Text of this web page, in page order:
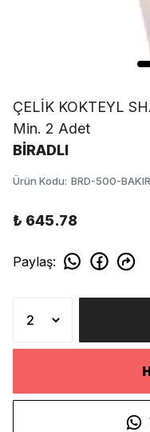
ÇELİK KOKTEYL
Min. 2 Adet
BİRADLI
Ürün Kodu: BRD-500-
₺ 645.78
Paylaş: